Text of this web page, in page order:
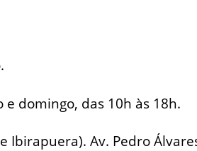
domingo, das 10h às 18h.
Ibirapuera). Av. Pedro